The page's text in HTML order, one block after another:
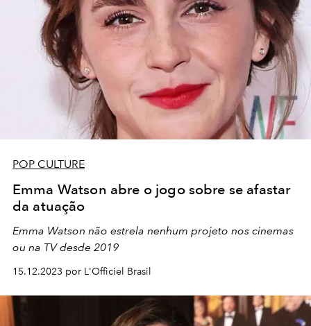
POP CULTURE
Emma Watson abre o jogo sobre se afastar
da atuação
Emma Watson não estrela nenhum projeto nos cinemas
ou na TV desde 2019
15.12.2023 por L'Officiel Brasil